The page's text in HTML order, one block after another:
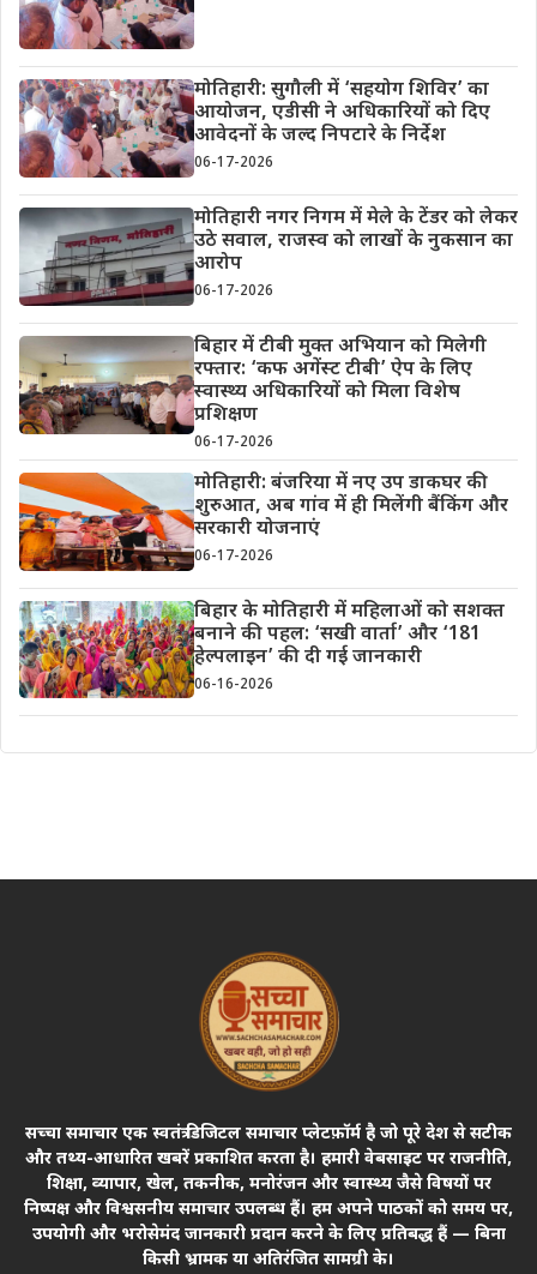
मोतिहारी: सुगौली में ‘सहयोग शिविर’ का
आयोजन, एडीसी ने अधिकारियों को दिए
आवेदनों के जल्द निपटारे के निर्देश
06-17-2026
मोतिहारी नगर निगम में मेले के टेंडर को लेकर
उठे सवाल, राजस्व को लाखों के नुकसान का
आरोप
06-17-2026
बिहार में टीबी मुक्त अभियान को मिलेगी
रफ्तार: ‘कफ अगेंस्ट टीबी’ ऐप के लिए
स्वास्थ्य अधिकारियों को मिला विशेष
प्रशिक्षण
06-17-2026
मोतिहारी: बंजरिया में नए उप डाकघर की
शुरुआत, अब गांव में ही मिलेंगी बैंकिंग और
सरकारी योजनाएं
06-17-2026
बिहार के मोतिहारी में महिलाओं को सशक्त
बनाने की पहल: ‘सखी वार्ता’ और ‘181
हेल्पलाइन’ की दी गई जानकारी
06-16-2026
सच्चा समाचार एक स्वतंत्र डिजिटल समाचार प्लेटफ़ॉर्म है जो पूरे देश से सटीक
और तथ्य-आधारित खबरें प्रकाशित करता है। हमारी वेबसाइट पर राजनीति,
शिक्षा, व्यापार, खेल, तकनीक, मनोरंजन और स्वास्थ्य जैसे विषयों पर
निष्पक्ष और विश्वसनीय समाचार उपलब्ध हैं। हम अपने पाठकों को समय पर,
उपयोगी और भरोसेमंद जानकारी प्रदान करने के लिए प्रतिबद्ध हैं — बिना
किसी भ्रामक या अतिरंजित सामग्री के।